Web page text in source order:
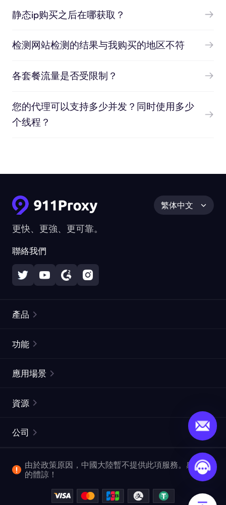
静态ip购买之后在哪获取？
检测网站检测的结果与我购买的地区不符
各套餐流量是否受限制？
您的代理可以支持多少并发？同时使用多少
个线程？
更快、更強、更可靠。
聯絡我們
繁体中文
產品
靜態住宅代理
網頁擷取 API
視頻下載 API
功能
ISP代理
ProxySite
應用場景
市場研究
爬行和索引
查看所有使用案例
資源
常見問題解答
位置
公司
企業服務
反洗錢合規計劃
由於政策原因，中國大陸暫不提供此項服務。感謝您
的體諒！